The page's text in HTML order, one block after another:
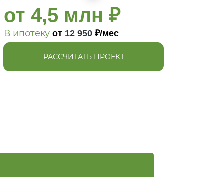
В ипотеку от 12 950 ₽/мес
РАССЧИТАТЬ ПРОЕКТ
от 4,5 млн ₽